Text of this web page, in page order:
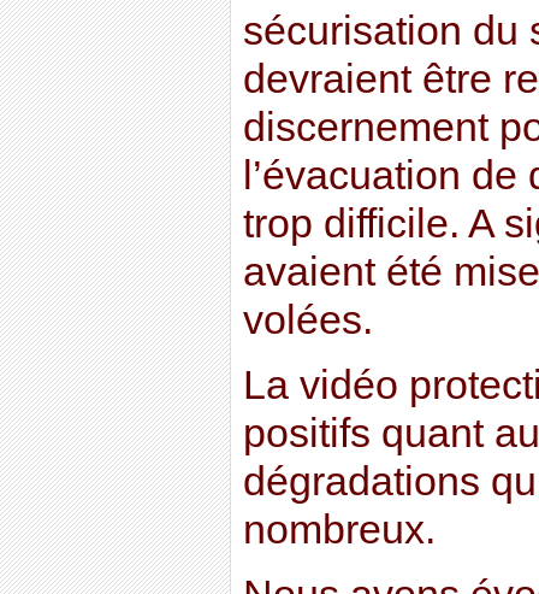
sécurisation
devraient être
discernement
l’évacuation
trop difficile. A
avaient été
volées.
La vidéo
positifs quant
dégradations
nombreux.